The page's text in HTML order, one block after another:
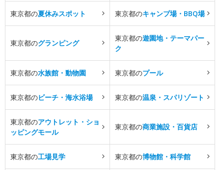
東京都の夏休みスポット 東京都のキャンプ場・BBQ場
東京都のグランピング
東京都の遊園地・テーマパー
ク
東京都の水族館・動物園 東京都のプール
東京都のビーチ・海水浴場 東京都の温泉・スパリゾート
東京都のアウトレット・ショ
ッピングモール
東京都の商業施設・百貨店
東京都の工場見学 東京都の博物館・科学館